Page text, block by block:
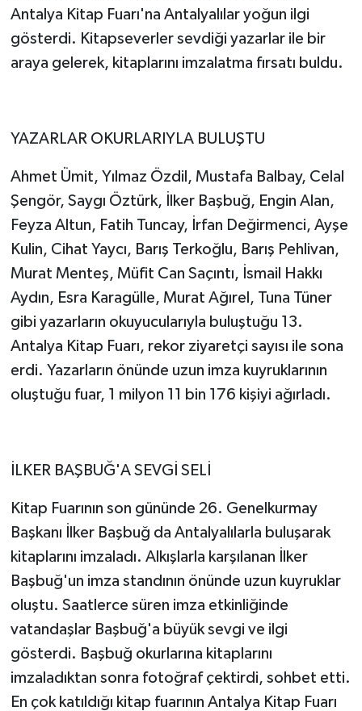
Antalya Kitap Fuarı'na Antalyalılar yoğun ilgi
gösterdi. Kitapseverler sevdiği yazarlar ile bir
araya gelerek, kitaplarını imzalatma fırsatı buldu.
YAZARLAR OKURLARIYLA BULUŞTU
Ahmet Ümit, Yılmaz Özdil, Mustafa Balbay, Celal
Şengör, Saygı Öztürk, İlker Başbuğ, Engin Alan,
Feyza Altun, Fatih Tuncay, İrfan Değirmenci, Ayşe
Kulin, Cihat Yaycı, Barış Terkoğlu, Barış Pehlivan,
Murat Menteş, Müfit Can Saçıntı, İsmail Hakkı
Aydın, Esra Karagülle, Murat Ağırel, Tuna Tüner
gibi yazarların okuyucularıyla buluştuğu 13.
Antalya Kitap Fuarı, rekor ziyaretçi sayısı ile sona
erdi. Yazarların önünde uzun imza kuyruklarının
oluştuğu fuar, 1 milyon 11 bin 176 kişiyi ağırladı.
İLKER BAŞBUĞ'A SEVGİ SELİ
Kitap Fuarının son gününde 26. Genelkurmay
Başkanı İlker Başbuğ da Antalyalılarla buluşarak
kitaplarını imzaladı. Alkışlarla karşılanan İlker
Başbuğ'un imza standının önünde uzun kuyruklar
oluştu. Saatlerce süren imza etkinliğinde
vatandaşlar Başbuğ'a büyük sevgi ve ilgi
gösterdi. Başbuğ okurlarına kitaplarını
imzaladıktan sonra fotoğraf çektirdi, sohbet etti.
En çok katıldığı kitap fuarının Antalya Kitap Fuarı